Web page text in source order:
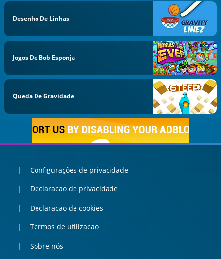
Desenho De Linhas
Jogos De Bob Esponja
Queda De Gravidade
Configurações de privacidade
Declaracao de privacidade
Declaracao de cookies
Termos de utilizacao
Sobre nós